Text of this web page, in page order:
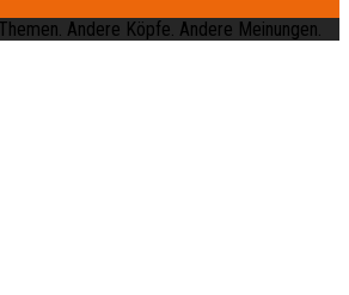
Andere Köpfe. Andere Meinungen.